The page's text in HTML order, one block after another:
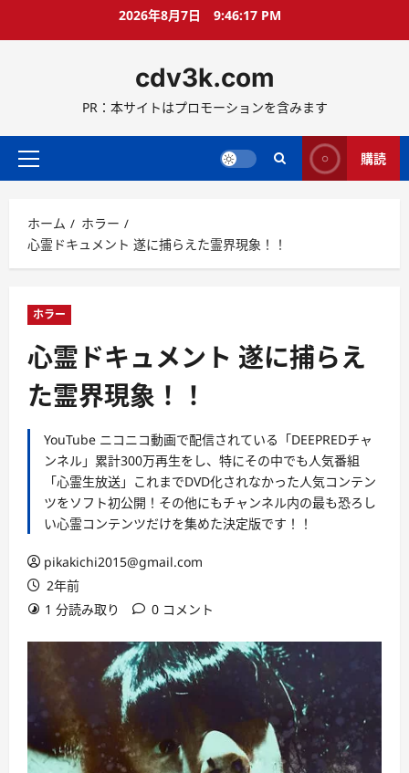
ス
ッ
2026年8月7日 9:46:19 PM
cdv3k.com
PR：本サイトはプロモーションを含みます
メ
メ
ニ
ュ
購読
ホーム
ホラー
心霊ドキュメント 遂に捕らえた霊界現象！！
ホラー
心霊ドキュメント 遂に捕らえ
た霊界現象！！
YouTube ニコニコ動画で配信されている「DEEPREDチャ
ンネル」累計300万再生をし、特にその中でも人気番組
「心霊生放送」これまでDVD化されなかった人気コンテン
ツをソフト初公開！その他にもチャンネル内の最も恐ろし
い心霊コンテンツだけを集めた決定版です！！
pikakichi2015@gmail.com
2年前
1 分読み取り
0 コメント